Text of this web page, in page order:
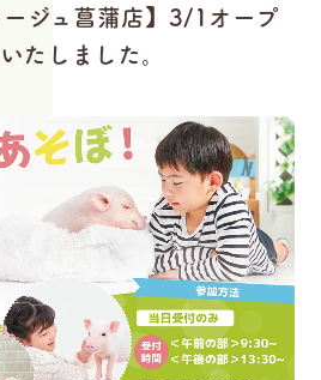
ージュ菖蒲店】3/1オープ
たしました。